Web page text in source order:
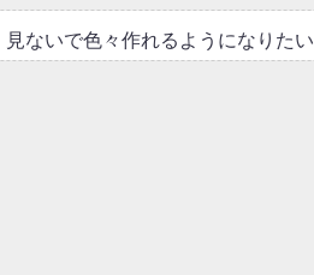
見ないで色々作れるようになりたい